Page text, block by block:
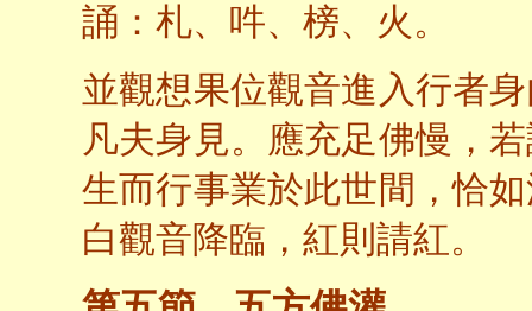
誦：札、吽、榜、火。
並觀想果位觀音進入行者
凡夫身見。應充足佛慢，
生而行事業於此世間，恰
白觀音降臨，紅則請紅。